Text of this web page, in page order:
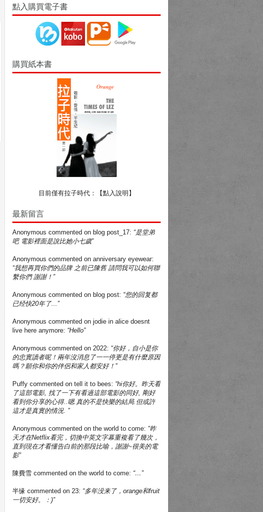
點入購買電子書
購買紙本書
目前僅有拉子時代： 【點入說明】
最新留言
Anonymous commented on blog post_17: “是堂弟
吧 電影裡面是說比她小七歲”
Anonymous commented on anniversary eyewear:
“我想再買你們的品牌 之前已陳舊 請問我可以如何聯
繫你們 謝謝！”
Anonymous commented on blog post: “您的回复都
已经快20年了...”
Anonymous commented on jodie in alice doesnt
live here anymore: “Hello”
Anonymous commented on 2022: “你好，自小是你
的忠實讀者呢！兩年沒消息了一一停更是有什麼原因
嗎？願你和你的伴侶和家人都安好！”
Puffy commented on tell it to bees: “hi你好。昨天看
了這部電影, 找了一下有看過這部電影的同好, 剛好
看到你分享的心得..嗯.真的不是快樂的結局.但或許
這才是真實的情況. ”
Anonymous commented on the world to come: “昨
天才在Netflix看完，切換中英文字幕重複看了幾次，
直到現在才看懂告白前的那段比喻，謝謝~很美的電
影”
陳費雪 commented on the world to come: “…”
半缘 commented on 23: “多年没来了，orange和fruit
一切安好。：)”